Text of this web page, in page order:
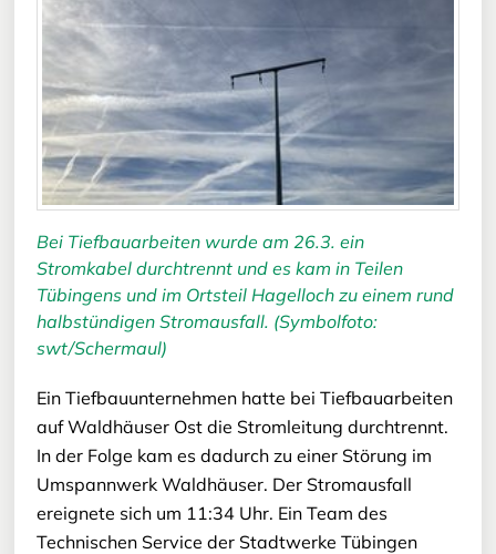
Bei Tiefbauarbeiten wurde am 26.3. ein
Stromkabel durchtrennt und es kam in Teilen
Tübingens und im Ortsteil Hagelloch zu einem rund
halbstündigen Stromausfall. (Symbolfoto:
swt/Schermaul)
Ein Tiefbauunternehmen hatte bei Tiefbauarbeiten
auf Waldhäuser Ost die Stromleitung durchtrennt.
In der Folge kam es dadurch zu einer Störung im
Umspannwerk Waldhäuser. Der Stromausfall
ereignete sich um 11:34 Uhr. Ein Team des
Technischen Service der Stadtwerke Tübingen